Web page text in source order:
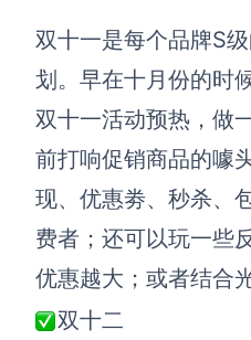
AI创作
创意与绘图
AI生成思维导图
双十一是每个品牌S
划。 早在十月份的时
双十一活动预热，做
前打响促销商品的噱
现、优惠劵、秒杀、
费者；还可以玩一些
优惠越大；或者结合
双十二